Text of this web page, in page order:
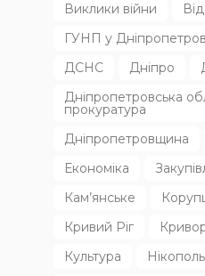
Виклики війни
ГУНП у
ДСНС
Дніпро
Дніпропетровська
прокуратура
Дніпропетровщина
Економіка
Кам’янське
Кривий Ріг
Культура
Нікополь